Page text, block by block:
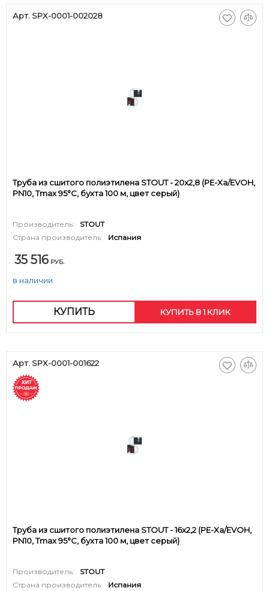
Арт. SPX-0001-002028
Труба из сшитого полиэтилена STOUT - 20x2,8 (PE-Xa/EVOH,
PN10, Tmax 95°C, бухта 100 м, цвет серый)
Производитель:
STOUT
Страна производитель:
Испания
35 516 РУБ.
в наличии
КУПИТЬ КУПИТЬ В 1 КЛИК
Арт. SPX-0001-001622
Труба из сшитого полиэтилена STOUT - 16x2,2 (PE-Xa/EVOH,
PN10, Tmax 95°C, бухта 100 м, цвет серый)
Производитель:
STOUT
Страна производитель:
Испания